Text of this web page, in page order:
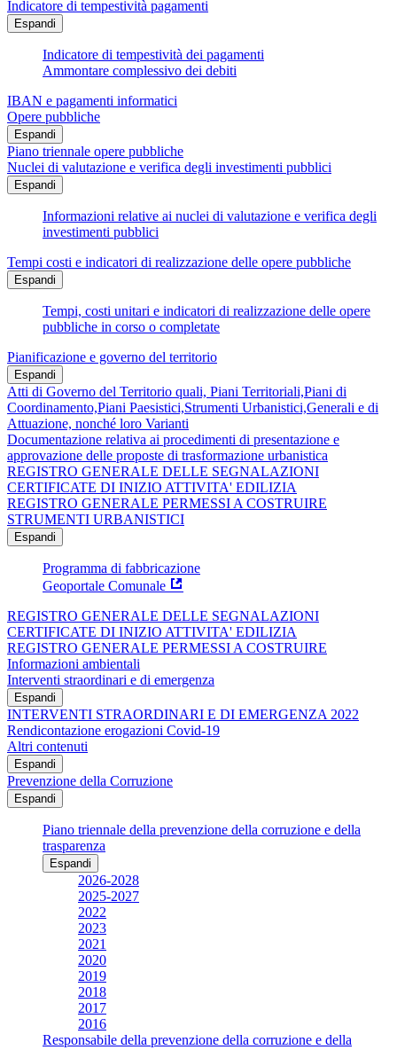
Indicatore di tempestività pagamenti
Espandi
Indicatore di tempestività dei pagamenti
Ammontare complessivo dei debiti
IBAN e pagamenti informatici
Opere pubbliche
Espandi
Piano triennale opere pubbliche
Nuclei di valutazione e verifica degli investimenti pubblici
Espandi
Informazioni relative ai nuclei di valutazione e verifica degli
investimenti pubblici
Tempi costi e indicatori di realizzazione delle opere pubbliche
Espandi
Tempi, costi unitari e indicatori di realizzazione delle opere
pubbliche in corso o completate
Pianificazione e governo del territorio
Espandi
Atti di Governo del Territorio quali, Piani Territoriali,Piani di
Coordinamento,Piani Paesistici,Strumenti Urbanistici,Generali e di
Attuazione, nonché loro Varianti
Documentazione relativa ai procedimenti di presentazione e
approvazione delle proposte di trasformazione urbanistica
REGISTRO GENERALE DELLE SEGNALAZIONI
CERTIFICATE DI INIZIO ATTIVITA' EDILIZIA
REGISTRO GENERALE PERMESSI A COSTRUIRE
STRUMENTI URBANISTICI
Espandi
Programma di fabbricazione
Geoportale Comunale
REGISTRO GENERALE DELLE SEGNALAZIONI
CERTIFICATE DI INIZIO ATTIVITA' EDILIZIA
REGISTRO GENERALE PERMESSI A COSTRUIRE
Informazioni ambientali
Interventi straordinari e di emergenza
Espandi
INTERVENTI STRAORDINARI E DI EMERGENZA 2022
Rendicontazione erogazioni Covid-19
Altri contenuti
Espandi
Prevenzione della Corruzione
Espandi
Piano triennale della prevenzione della corruzione e della
trasparenza
Espandi
2026-2028
2025-2027
2022
2023
2021
2020
2019
2018
2017
2016
Responsabile della prevenzione della corruzione e della